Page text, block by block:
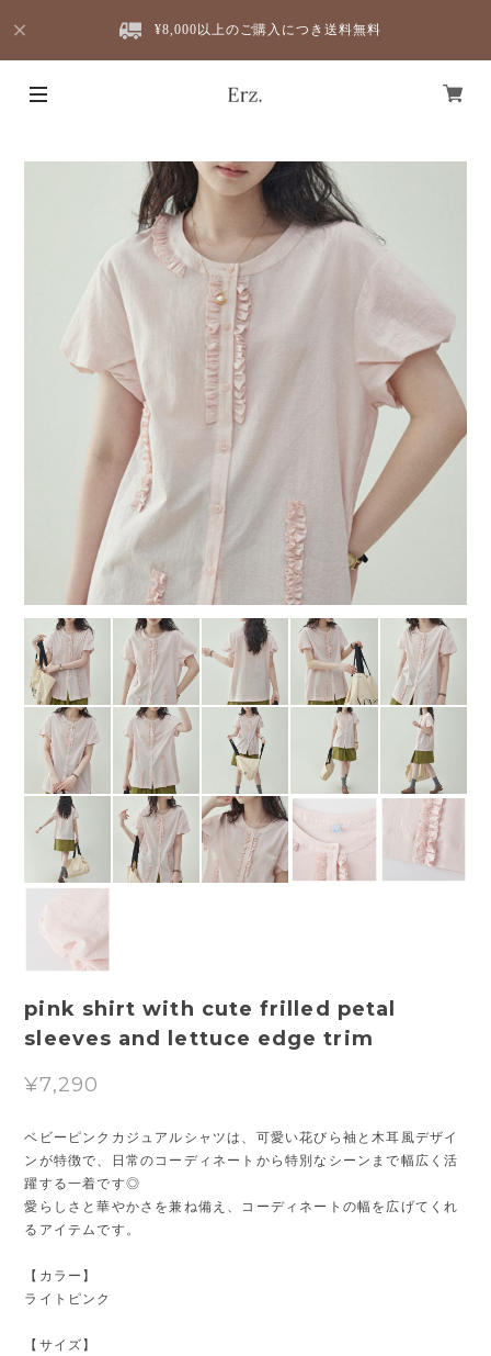
¥8,000以上のご購入につき送料無料
pink shirt with cute frilled petal
sleeves and lettuce edge trim
¥7,290
ベビーピンクカジュアルシャツは、可愛い花びら袖と木耳風デザイ
ンが特徴で、日常のコーディネートから特別なシーンまで幅広く活
躍する一着です◎
愛らしさと華やかさを兼ね備え、コーディネートの幅を広げてくれ
るアイテムです。
【カラー】
ライトピンク
【サイズ】